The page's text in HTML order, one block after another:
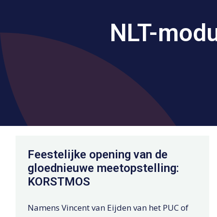
NLT-
Feestelijke opening van de
gloednieuwe meetopstelling:
KORSTMOS
Namens Vincent van Eijden van het PUC of